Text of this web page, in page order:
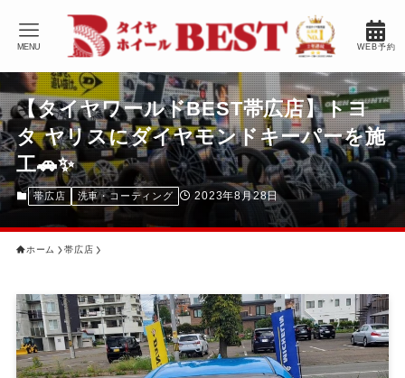
WEB予約
MENU
【タイヤワールドBEST帯広店】トヨ
タ ヤリスにダイヤモンドキーパーを施
工🚗✨
帯広店 洗車・コーティング 2023年8月28日
ホーム 帯広店